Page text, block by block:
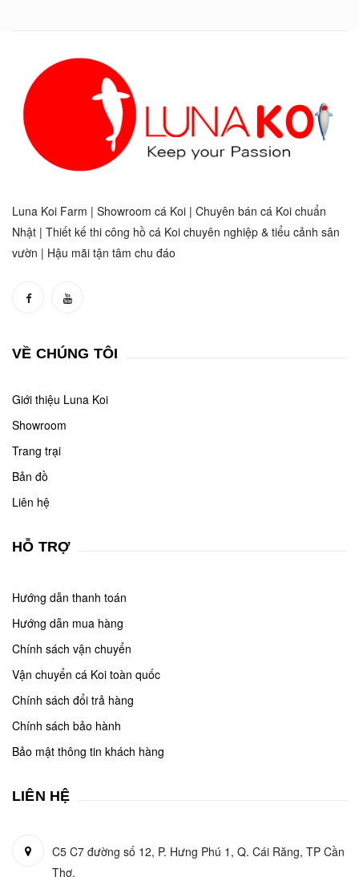
Luna Koi Farm | Showroom cá Koi | Chuyên bán cá Koi chuẩn
Nhật | Thiết kế thi công hồ cá Koi chuyên nghiệp & tiểu cảnh sân
vườn | Hậu mãi tận tâm chu đáo
VỀ CHÚNG TÔI
Giới thiệu Luna Koi
Showroom
Trang trại
Bản đồ
Liên hệ
HỖ TRỢ
Hướng dẫn thanh toán
Hướng dẫn mua hàng
Chính sách vận chuyển
Vận chuyển cá Koi toàn quốc
Chính sách đổi trả hàng
Chính sách bảo hành
Bảo mật thông tin khách hàng
LIÊN HỆ
C5 C7 đường số 12, P. Hưng Phú 1, Q. Cái Răng, TP Cần
Thơ.